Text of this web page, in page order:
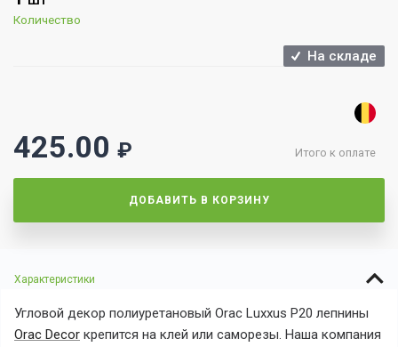
Количество
На складе
Итого к оплате
425.00 ₽
ДОБАВИТЬ В КОРЗИНУ
Характеристики
Угловой декор полиуретановый Orac Luxxus P20 лепнины
Orac Decor крепится на клей или саморезы. Наша компания